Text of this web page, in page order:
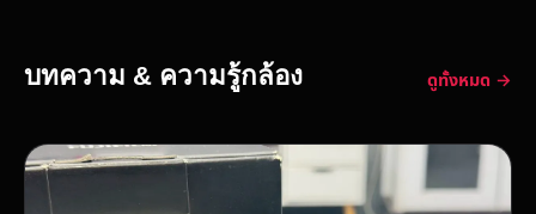
บทความ & ความรู้กล้อง ดูทั้งหมด →